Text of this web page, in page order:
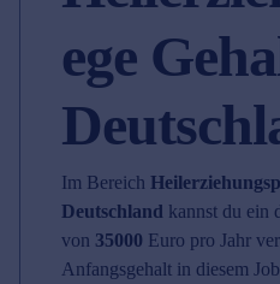
ege
Im Bereich
Deutschland kannst du ein
von 35000 Euro pro Jahr
Anfangsgehalt in diesem